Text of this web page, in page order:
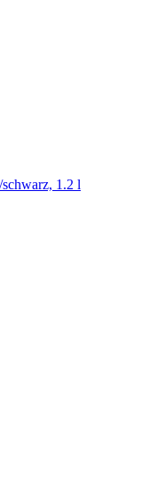
1.2 l